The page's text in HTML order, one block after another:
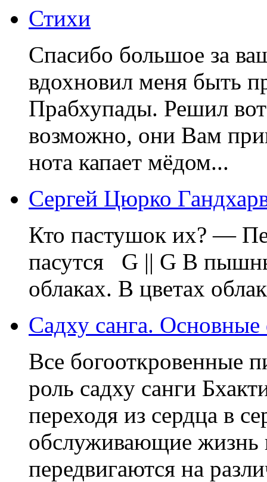
Стихи
Спасибо большое за
вдохновил меня быть
Прабхупады. Решил
возможно, они Вам
нота капает мёдом...
Сергей Цюрко
Кто пастушок их? —
пасутся G || G В
облаках. В цветах
Садху санга.
Все богооткровенные
роль садху санги
переходя из сердца в
обслуживающие жизнь
передвигаются на